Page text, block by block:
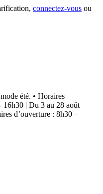
connectez-vous ou
été. • Horaires
16h30 | Du 3 au 28 août
d’ouverture : 8h30 –